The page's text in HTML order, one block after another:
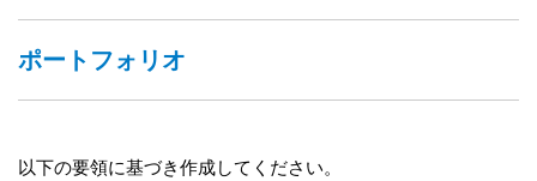
ポートフォリオ
以下の要領に基づき作成してください。